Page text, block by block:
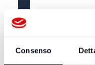
Consenso